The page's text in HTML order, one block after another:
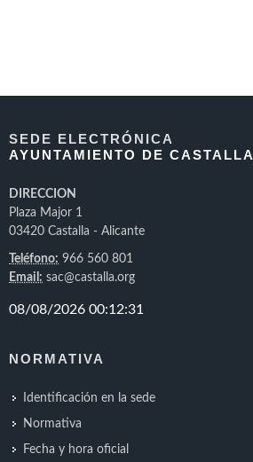
SEDE ELECTRÓNICA
AYUNTAMIENTO DE CASTALLA
DIRECCION
Plaza Major 1
03420 Castalla - Alicante
Teléfono: 966 560 801
Email: sac@castalla.org
NORMATIVA
Identificación en la sede
Normativa
Fecha y hora oficial